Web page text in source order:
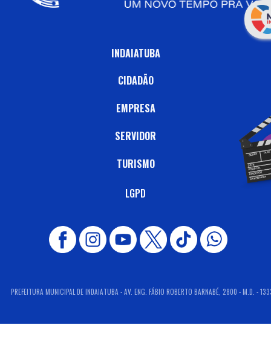
INDAIATUBA
CIDADÃO
EMPRESA
SERVIDOR
TURISMO
LGPD
PREFEITURA MUNICIPAL DE INDAIATUBA - AV. ENG. FÁBIO ROBERTO BARNABÉ, 2800 - M.D. -